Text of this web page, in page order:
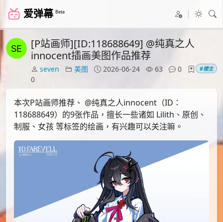
爱弹幕 Beta
[P站画师][ID:118688649] @纯真之人
innocent插画美图作品推荐
seven 美图 2026-06-24 63
0
0
#楼主
本次P站画师推荐、 @纯真之人innocent（ID：
118688649）的9张作品，擅长一些诸如 Lilith、原创、
制服、女孩 等标签的绘画，有兴趣可以关注嘛。